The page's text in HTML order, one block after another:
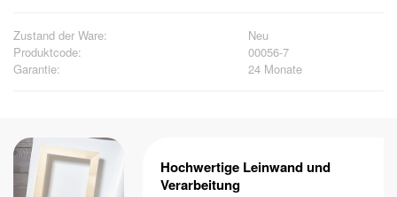
Zustand der Ware:
Neu
Produktcode:
00056-7
Garantie:
24 Monate
Hochwertige Leinwand und
Verarbeitung